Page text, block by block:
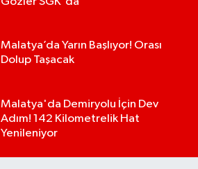
Malatya’da Yarın Başlıyor! Orası
Dolup Taşacak
Malatya'da Demiryolu İçin Dev
Adım! 142 Kilometrelik Hat
Yenileniyor